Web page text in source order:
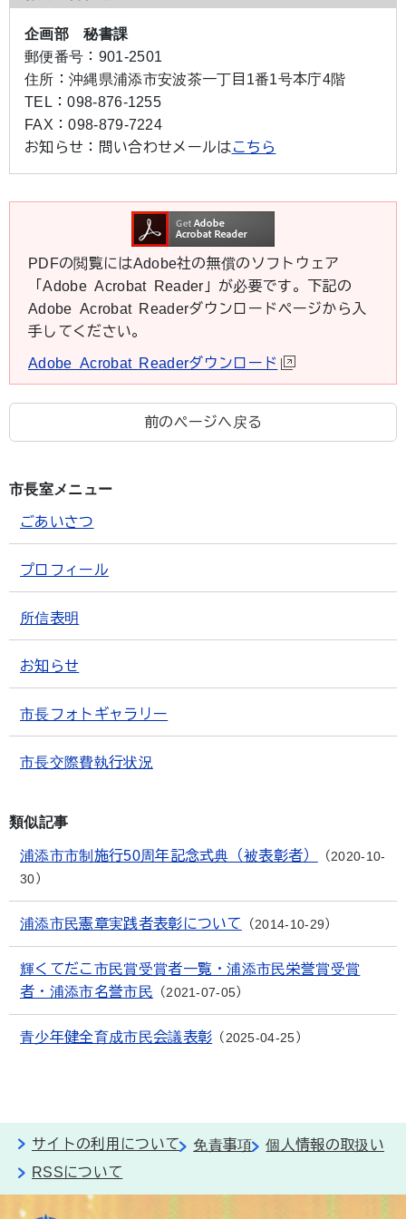
企画部 秘書課
郵便番号： 901-2501
住所： 沖縄県浦添市安波茶一丁目1番1号本庁4階
TEL：098-876-1255
FAX：098-879-7224
お知らせ：
問い合わせメールはこちら
PDFの閲覧にはAdobe社の無償のソフトウェア
「Adobe Acrobat Reader」が必要です。下記の
Adobe Acrobat Readerダウンロードページから入
手してください。
Adobe Acrobat Readerダウンロード
前のページへ戻る
市長室メニュー
ごあいさつ
プロフィール
所信表明
お知らせ
市長フォトギャラリー
市長交際費執行状況
類似記事
浦添市市制施行50周年記念式典（被表彰者）
2020-10-
30
浦添市民憲章実践者表彰について 2014-10-29
輝くてだこ市民賞受賞者一覧・浦添市民栄誉賞受賞
者・浦添市名誉市民
2021-07-05
青少年健全育成市民会議表彰 2025-04-25
サイトの利用について 免責事項
個人情報の取扱い
RSSについて